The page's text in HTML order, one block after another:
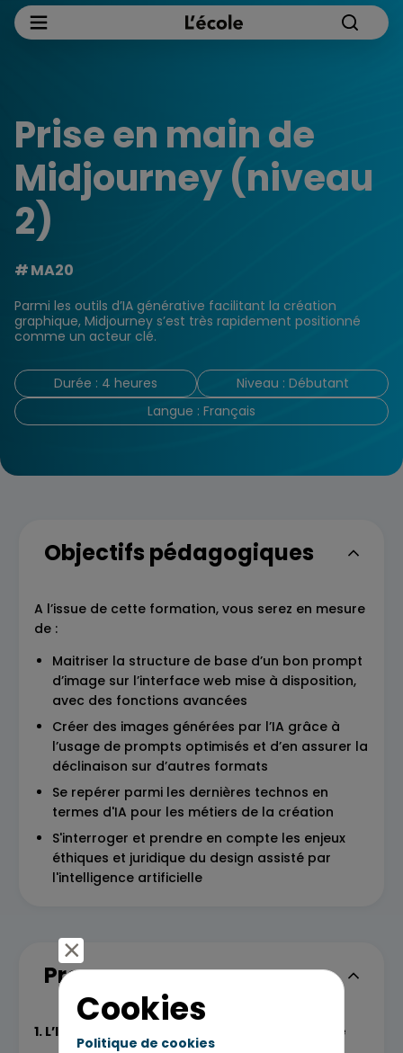
Prise en main de
Midjourney (niveau
2)
MA20
Parmi les outils d’IA générative facilitant la création
graphique, Midjourney s’est très rapidement positionné
comme un acteur clé.
Durée : 4 heures
Niveau : Débutant
Langue : Français
Objectifs pédagogiques
A l’issue de cette formation, vous serez en mesure
de :
Maitriser la structure de base d’un bon prompt
d’image sur l’interface web mise à disposition,
avec des fonctions avancées
Créer des images générées par l’IA grâce à
l’usage de prompts optimisés et d’en assurer la
déclinaison sur d’autres formats
Se repérer parmi les dernières technos en
termes d'IA pour les métiers de la création
S'interroger et prendre en compte les enjeux
éthiques et juridique du design assisté par
l'intelligence artificielle
Programme
1. L’IA générative et une création responsable
Cookies
Politique de cookies